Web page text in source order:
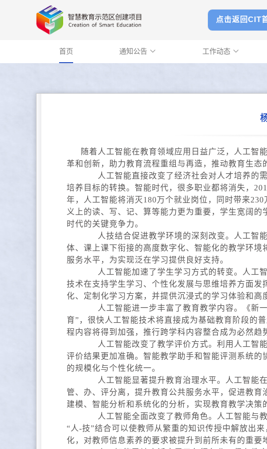
点击返回CIT
首页 通知公告  工作动态 
随着人工智能在教育领域应用日益广泛，人工智
革和创新，助力教育流程重组与再造，推动教育生态
人工智能直接改变了经济社会对人才培养的需
培养目标的转换。智能时代，很多职业都将消失，
年，人工智能将消灭180万个就业岗位，同时带来
义上的读、写、记、算等能力更为重要，学生宽阔
时代的关键竞争力。
人技结合促进教学环境的深刻改变。人工智能
体、课上课下衔接的高度数字化、智能化的教学环
服务水平，为实现泛在学习提供良好支持。
人工智能加速了学生学习方式的转变。人工智
技术在支持学生学习、个性化发展与思维培养方面
化、定制化学习方案，并提供沉浸式的学习体验和高
人工智能进一步丰富了教育教学内容。《新一
育”，很快人工智能技术将直接成为基础教育阶段的
程内容将得到加强，推行跨学科内容整合成为必然趋
人工智能改变了教学评价方式。利用人工智能
评价结果更加准确。智能教学助手和智能评测系统
的规模化与个性化统一。
人工智能显著提升教育治理水平。人工智能在
管、办、评分离，提升教育公共服务水平，促进教
建模、智能分析和系统化的分析，实现教育教学决策
人工智能全面改变了教师角色。人工智能与教
“人-技”结合可以使教师从繁重的知识传授中解放出
化，对教师信息素养的要求被提升到前所未有的重要